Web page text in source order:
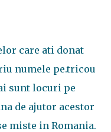
care ati donat
numele pe.tricou
sunt locuri pe
de ajutor acestor
miste in Romania.